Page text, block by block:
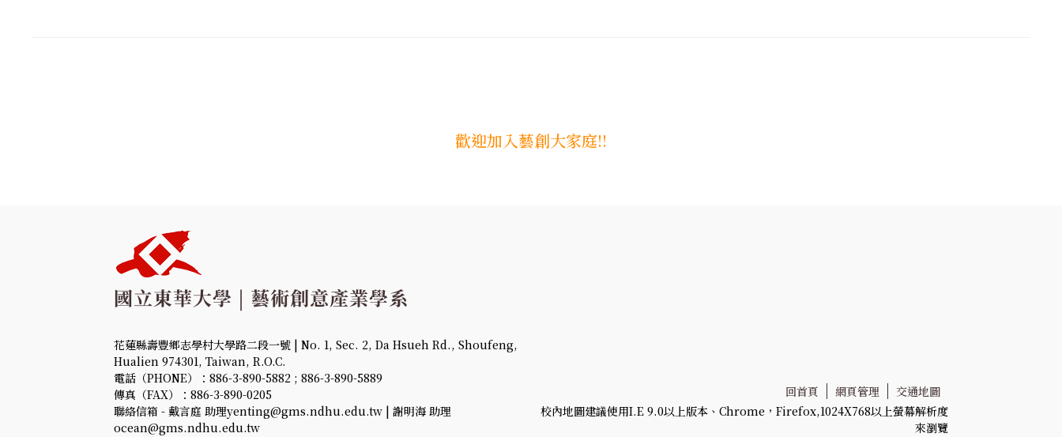
歡迎加入藝創大家庭!!
花蓮縣壽豐鄉志學村大學路二段一號 | No. 1, Sec. 2, Da Hsueh Rd., Shoufeng,
Hualien 974301, Taiwan, R.O.C.
電話（PHONE）：886-3-890-5882 ; 886-3-890-5889
傳真（FAX）：886-3-890-0205
聯絡信箱 - 戴言庭 助理yenting@gms.ndhu.edu.tw | 謝明海 助理
ocean@gms.ndhu.edu.tw
回首頁 網頁管理
交通地圖
校內地圖建議使用I.E 9.0以上版本、Chrome，Firefox,1024X768以上螢幕解析度
來瀏覽